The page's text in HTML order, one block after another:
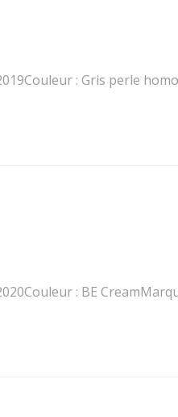
: Gris perle
: BE